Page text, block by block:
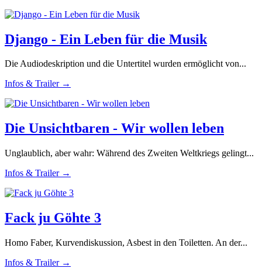
Django - Ein Leben für die Musik
Die Audiodeskription und die Untertitel wurden ermöglicht von...
Infos & Trailer →
Die Unsichtbaren - Wir wollen leben
Unglaublich, aber wahr: Während des Zweiten Weltkriegs gelingt...
Infos & Trailer →
Fack ju Göhte 3
Homo Faber, Kurvendiskussion, Asbest in den Toiletten. An der...
Infos & Trailer →